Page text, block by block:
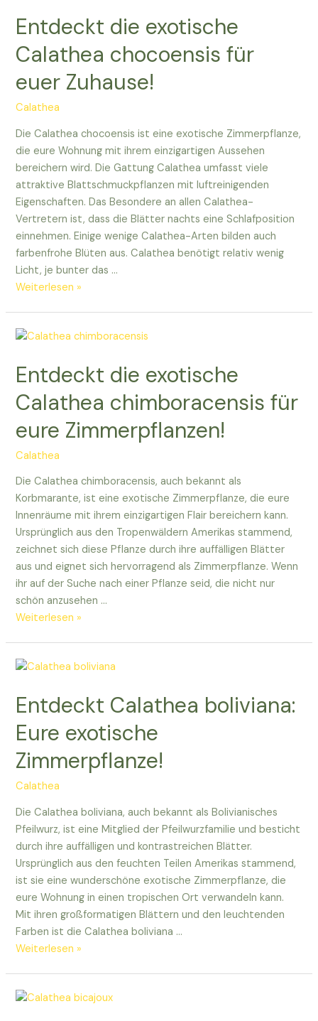
Calathea
Pflanze
Entdeckt die exotische
Calathea chocoensis für
euer Zuhause!
Calathea
Die Calathea chocoensis ist eine exotische Zimmerpflanze,
die eure Wohnung mit ihrem einzigartigen Aussehen
bereichern wird. Die Gattung Calathea umfasst viele
attraktive Blattschmuckpflanzen mit luftreinigenden
Eigenschaften. Das Besondere an allen Calathea-
Vertretern ist, dass die Blätter nachts eine Schlafposition
einnehmen. Einige wenige Calathea-Arten bilden auch
farbenfrohe Blüten aus. Calathea benötigt relativ wenig
Licht, je bunter das …
Entdeckt
Calathea
für
Zuhause!
Weiterlesen »
Entdeckt die exotische
Calathea chimboracensis für
eure Zimmerpflanzen!
Calathea
Die Calathea chimboracensis, auch bekannt als
Korbmarante, ist eine exotische Zimmerpflanze, die eure
Innenräume mit ihrem einzigartigen Flair bereichern kann.
Ursprünglich aus den Tropenwäldern Amerikas stammend,
zeichnet sich diese Pflanze durch ihre auffälligen Blätter
aus und eignet sich hervorragend als Zimmerpflanze. Wenn
ihr auf der Suche nach einer Pflanze seid, die nicht nur
schön anzusehen …
Entdeckt
Calathea
für
Zimmerpflanzen!
Weiterlesen »
Entdeckt Calathea boliviana:
Eure exotische
Zimmerpflanze!
Calathea
Die Calathea boliviana, auch bekannt als Bolivianisches
Pfeilwurz, ist eine Mitglied der Pfeilwurzfamilie und besticht
durch ihre auffälligen und kontrastreichen Blätter.
Ursprünglich aus den feuchten Teilen Amerikas stammend,
ist sie eine wunderschöne exotische Zimmerpflanze, die
eure Wohnung in einen tropischen Ort verwandeln kann.
Mit ihren großformatigen Blättern und den leuchtenden
Farben ist die Calathea boliviana …
Entdeckt
Eure
Weiterlesen »